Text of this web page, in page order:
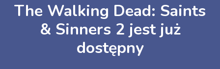
The Walking Dead: Saints
& Sinners 2 jest już
dostępny